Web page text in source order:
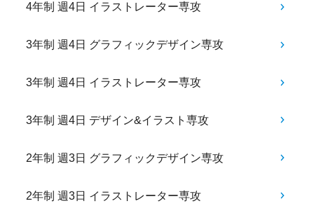
4年制 週4日 イラストレーター専攻
3年制 週4日 グラフィックデザイン専攻
3年制 週4日 イラストレーター専攻
3年制 週4日 デザイン&イラスト専攻
2年制 週3日 グラフィックデザイン専攻
2年制 週3日 イラストレーター専攻